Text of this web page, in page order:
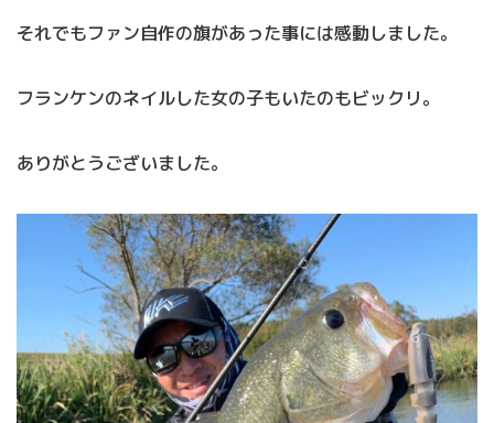
それでもファン自作の旗があった事には感動しました。
フランケンのネイルした女の子もいたのもビックリ。
ありがとうございました。